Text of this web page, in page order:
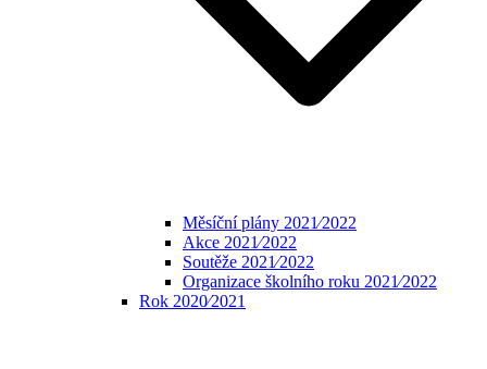
Měsíční plány 2021⁄2022
Akce 2021⁄2022
Soutěže 2021⁄2022
Organizace školního roku 2021⁄2022
Rok 2020⁄2021